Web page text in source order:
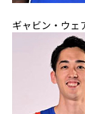
ギャビン・ウェ